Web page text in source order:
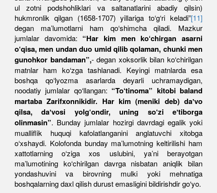
ul zotni podshohliklari va saltanatlarini abadiy qilsin)
hukmronlik qilgan (1658-1707) yillariga to‘g‘ri keladi”[11]
degan maʼlumotlarni ham qo‘shimcha qiladi. Mazkur
jumlalar davomida: “Har kim men ko‘chirgan asarni
o‘qisa, men undan duo umid qilib qolaman, chunki men
gunohkor bandaman”,- degan xoksorlik bilan ko‘chirilgan
matnlar ham ko‘zga tashlanadi. Keyingi matnlarda esa
boshqa qo‘lyozma asarlarda deyarli uchramaydigan,
noodatiy jumlalar qo‘llangan: “To‘tinoma” kitobi baland
martaba Zarifxonnikidir. Har kim (meniki deb) daʼvo
qilsa, daʼvosi yolg‘ondir, uning so‘zi eʼtiborga
olinmasin”. Bunday jumlalar hozirgi davrdagi egalik yoki
mualliflik huquqi kafolatlanganini anglatuvchi xitobga
o‘xshaydi. Kolofonda bunday maʼlumotning keltirilishi ham
xattotlarning o‘ziga xos uslubini, yaʼni berayotgan
maʼlumotining ko‘chirilgan davrga nisbatan aniqlik bilan
yondashuvini va birovning mulki yoki mehnatiga
boshqalarning daxl qilish durust emasligini bildirishdir go‘yo.